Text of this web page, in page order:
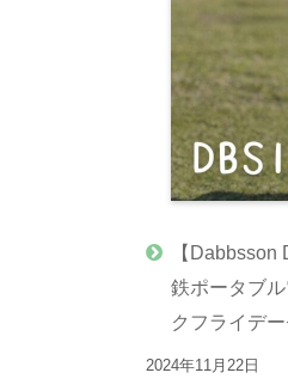
【
鉄ポータブ
クフライデー
2024年11月22日